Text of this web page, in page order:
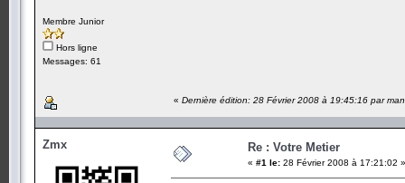
Membre Junior
Hors ligne
Messages: 61
« Dernière édition: 28 Février 2008 à 19:45:16 par
Zmx Re : Votre Metier
« #1 le: 28 Février 2008 à 17:21:02 »